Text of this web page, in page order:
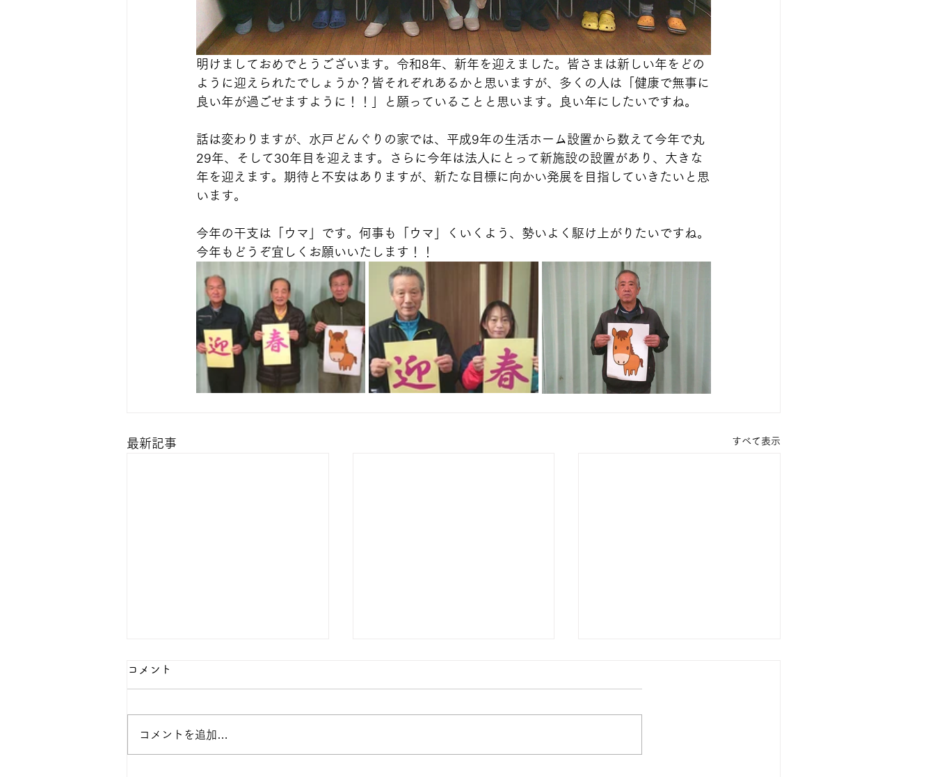
明けましておめでとうございます。令和8年、新年を迎えました。皆さまは新しい年をどの
ように迎えられたでしょうか？皆それぞれあるかと思いますが、多くの人は「健康で無事に
良い年が過ごせますように！！」と願っていることと思います。良い年にしたいですね。
話は変わりますが、水戸どんぐりの家では、平成9年の生活ホーム設置から数えて今年で丸
29年、そして30年目を迎えます。さらに今年は法人にとって新施設の設置があり、大きな
年を迎えます。期待と不安はありますが、新たな目標に向かい発展を目指していきたいと思
います。
今年の干支は「ウマ」です。何事も「ウマ」くいくよう、勢いよく駆け上がりたいですね。
今年もどうぞ宜しくお願いいたします！！
最新記事 すべて表示
コメント
コメントを追加…